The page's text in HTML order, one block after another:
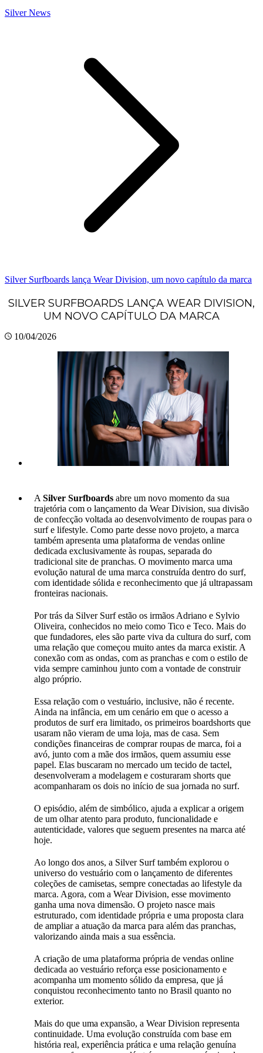
Silver News
Silver Surfboards lança Wear Division, um novo capítulo da marca
SILVER SURFBOARDS LANÇA WEAR DIVISION,
UM NOVO CAPÍTULO DA MARCA
10/04/2026
A Silver Surfboards abre um novo momento da sua
trajetória com o lançamento da Wear Division, sua divisão
de confecção voltada ao desenvolvimento de roupas para o
surf e lifestyle. Como parte desse novo projeto, a marca
também apresenta uma plataforma de vendas online
dedicada exclusivamente às roupas, separada do
tradicional site de pranchas. O movimento marca uma
evolução natural de uma marca construída dentro do surf,
com identidade sólida e reconhecimento que já ultrapassam
fronteiras nacionais.
Por trás da Silver Surf estão os irmãos Adriano e Sylvio
Oliveira, conhecidos no meio como Tico e Teco. Mais do
que fundadores, eles são parte viva da cultura do surf, com
uma relação que começou muito antes da marca existir. A
conexão com as ondas, com as pranchas e com o estilo de
vida sempre caminhou junto com a vontade de construir
algo próprio.
Essa relação com o vestuário, inclusive, não é recente.
Ainda na infância, em um cenário em que o acesso a
produtos de surf era limitado, os primeiros boardshorts que
usaram não vieram de uma loja, mas de casa. Sem
condições financeiras de comprar roupas de marca, foi a
avó, junto com a mãe dos irmãos, quem assumiu esse
papel. Elas buscaram no mercado um tecido de tactel,
desenvolveram a modelagem e costuraram shorts que
acompanharam os dois no início de sua jornada no surf.
O episódio, além de simbólico, ajuda a explicar a origem
de um olhar atento para produto, funcionalidade e
autenticidade, valores que seguem presentes na marca até
hoje.
Ao longo dos anos, a Silver Surf também explorou o
universo do vestuário com o lançamento de diferentes
coleções de camisetas, sempre conectadas ao lifestyle da
marca. Agora, com a Wear Division, esse movimento
ganha uma nova dimensão. O projeto nasce mais
estruturado, com identidade própria e uma proposta clara
de ampliar a atuação da marca para além das pranchas,
valorizando ainda mais a sua essência.
A criação de uma plataforma própria de vendas online
dedicada ao vestuário reforça esse posicionamento e
acompanha um momento sólido da empresa, que já
conquistou reconhecimento tanto no Brasil quanto no
exterior.
Mais do que uma expansão, a Wear Division representa
continuidade. Uma evolução construída com base em
história real, experiência prática e uma relação genuína